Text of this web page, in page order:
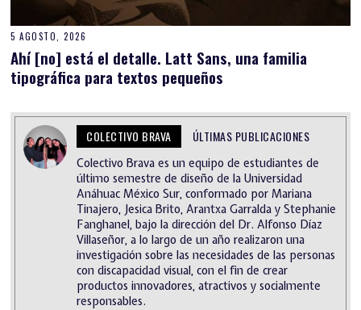
5 AGOSTO, 2026
Ahí [no] está el detalle. Latt Sans, una familia
tipográfica para textos pequeños
COLECTIVO BRAVA ÚLTIMAS PUBLICACIONES
Colectivo Brava es un equipo de estudiantes de
último semestre de diseño de la Universidad
Anáhuac México Sur, conformado por Mariana
Tinajero, Jesica Brito, Arantxa Garralda y Stephanie
Fanghanel, bajo la dirección del Dr. Alfonso Díaz
Villaseñor, a lo largo de un año realizaron una
investigación sobre las necesidades de las personas
con discapacidad visual, con el fin de crear
productos innovadores, atractivos y socialmente
responsables.